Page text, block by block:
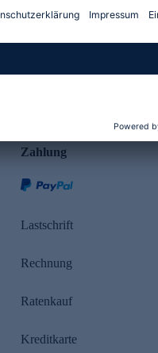
Zahlung
Lastschrift
Rechnung
Ratenkauf
Kreditkarte